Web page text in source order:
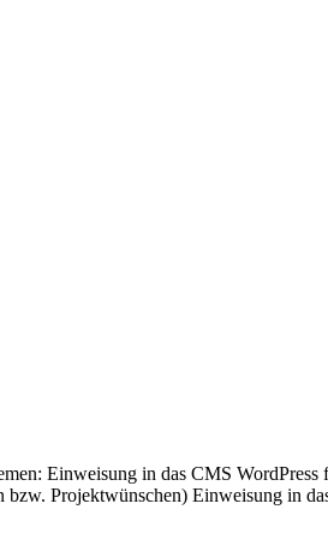
Einweisung in das CMS
bzw. Projektwünschen) Einweisung in